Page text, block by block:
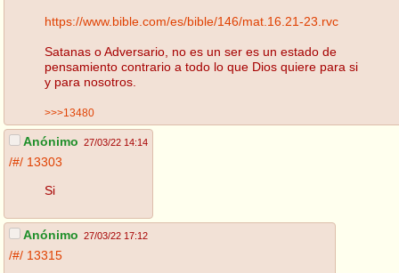
https://www.bible.com/es/bible/146/mat.16.21-23.rvc
Satanas o Adversario, no es un ser es un estado de
pensamiento contrario a todo lo que Dios quiere para si
y para nosotros.
>>>13480
Anónimo 27/03/22 14:14
/#/ 13303
Si
Anónimo 27/03/22 17:12
/#/ 13315